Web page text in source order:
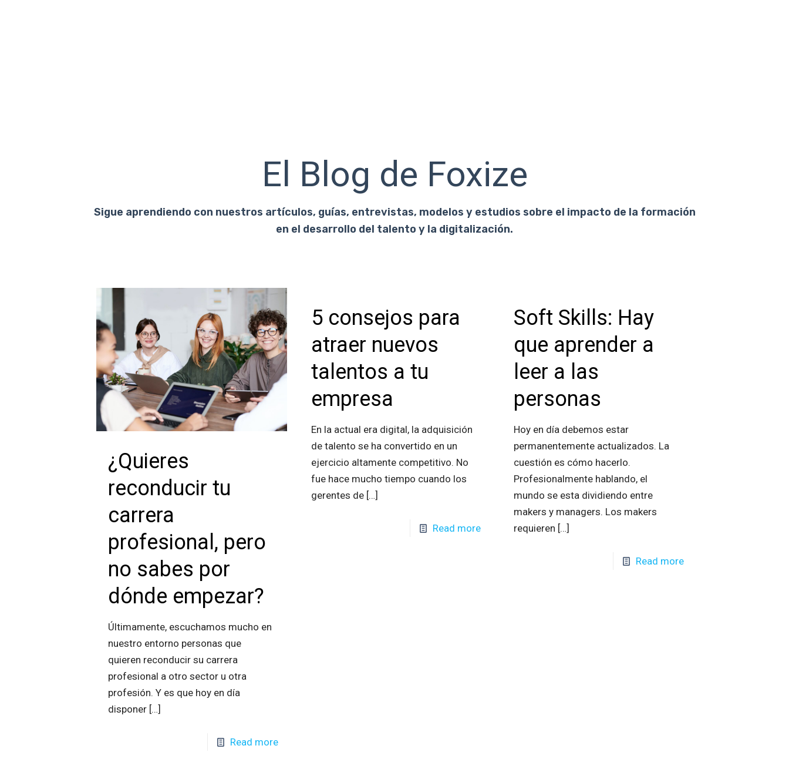
El Blog de Foxize
Sigue aprendiendo con nuestros artículos, guías, entrevistas, modelos y estudios sobre el impacto de la formación
en el desarrollo del talento y la digitalización.
¿Quieres
reconducir tu
carrera
profesional, pero
no sabes por
dónde empezar?
Últimamente, escuchamos mucho en
nuestro entorno personas que
quieren reconducir su carrera
profesional a otro sector u otra
profesión. Y es que hoy en día
disponer […]
Read more
5 consejos para
atraer nuevos
talentos a tu
empresa
En la actual era digital, la adquisición
de talento se ha convertido en un
ejercicio altamente competitivo. No
fue hace mucho tiempo cuando los
gerentes de[…]
Read more
Soft Skills: Hay
que aprender a
leer a las
personas
Hoy en día debemos estar
permanentemente actualizados. La
cuestión es cómo hacerlo.
Profesionalmente hablando, el
mundo se esta dividiendo entre
makers y managers. Los makers
requieren […]
Read more